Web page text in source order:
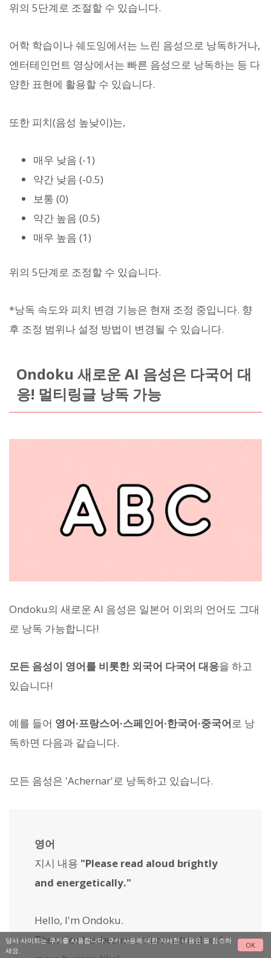
위의 5단계로 조절할 수 있습니다.
어학 학습이나 쉐도잉에서는 느린 음성으로 낭독하거나,
엔터테인먼트 영상에서는 빠른 음성으로 낭독하는 등 다
양한 표현에 활용할 수 있습니다.
또한 피치(음성 높낮이)는,
매우 낮음 (-1)
약간 낮음 (-0.5)
보통 (0)
약간 높음 (0.5)
매우 높음 (1)
위의 5단계로 조정할 수 있습니다.
*낭독 속도와 피치 변경 기능은 현재 조정 중입니다. 향
후 조정 범위나 설정 방법이 변경될 수 있습니다.
Ondoku 새로운 AI 음성은 다국어 대
응! 멀티링글 낭독 가능
Ondoku의 새로운 AI 음성은 일본어 이외의 언어도 그대
로 낭독 가능합니다!
모든 음성이 영어를 비롯한 외국어 다국어 대응을 하고
있습니다!
예를 들어 영어·프랑스어·스페인어·한국어·중국어로 낭
독하면 다음과 같습니다.
모든 음성은 'Achernar'로 낭독하고 있습니다.
영어
지시 내용 "Please read aloud brightly
and energetically."
Hello, I'm Ondoku.
The voice has become more natural and
당사 사이트는 쿠키를 사용합니다. 쿠키 사용에 대한 자세한 내용은 을 참조하
세요.
OK